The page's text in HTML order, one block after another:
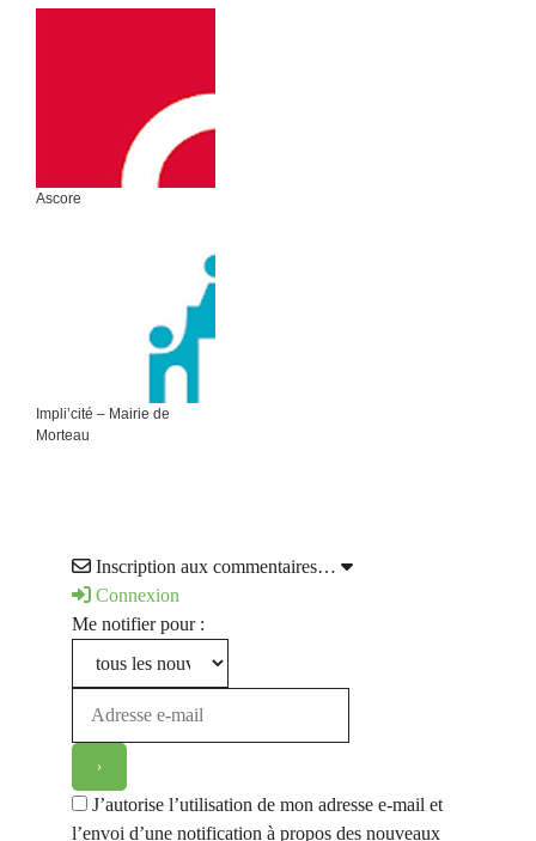
Ascore
Impli’cité – Mairie de
Morteau
Inscription aux commentaires…
Connexion
Me notifier pour :
J’autorise l’utilisation de mon adresse e-mail et
l’envoi d’une notification à propos des nouveaux